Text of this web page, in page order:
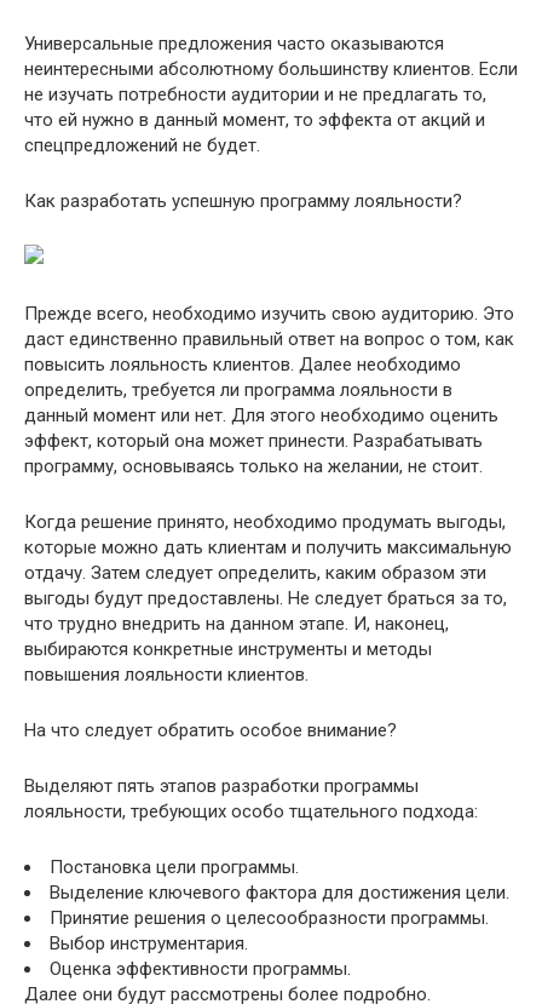
Универсальные предложения часто оказываются
неинтересными абсолютному большинству клиентов. Если
не изучать потребности аудитории и не предлагать то,
что ей нужно в данный момент, то эффекта от акций и
спецпредложений не будет.
Как разработать успешную программу лояльности?
Прежде всего, необходимо изучить свою аудиторию. Это
даст единственно правильный ответ на вопрос о том, как
повысить лояльность клиентов. Далее необходимо
определить, требуется ли программа лояльности в
данный момент или нет. Для этого необходимо оценить
эффект, который она может принести. Разрабатывать
программу, основываясь только на желании, не стоит.
Когда решение принято, необходимо продумать выгоды,
которые можно дать клиентам и получить максимальную
отдачу. Затем следует определить, каким образом эти
выгоды будут предоставлены. Не следует браться за то,
что трудно внедрить на данном этапе. И, наконец,
выбираются конкретные инструменты и методы
повышения лояльности клиентов.
На что следует обратить особое внимание?
Выделяют пять этапов разработки программы
лояльности, требующих особо тщательного подхода:
Постановка цели программы.
Выделение ключевого фактора для достижения цели.
Принятие решения о целесообразности программы.
Выбор инструментария.
Оценка эффективности программы.
Далее они будут рассмотрены более подробно.